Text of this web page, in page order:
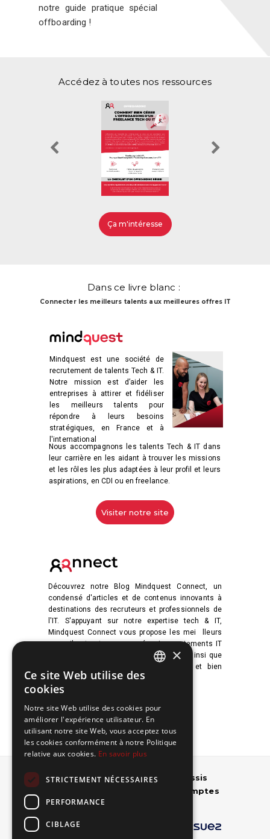
notre guide pratique spécial
offboarding !
Accédez à toutes nos ressources
Ça m'intéresse
Dans ce livre blanc :
Connecter les meilleurs talents aux meilleures offres IT
Mindquest est une société de
recrutement de talents Tech & IT.
Notre mission est d’aider les
entreprises à attirer et fidéliser
les meilleurs talents pour
répondre à leurs besoins
stratégiques, en France et à
l'international
Découvrez notre Blog Mindquest Connect, un
condensé d'articles et de contenus innovants à
destinations des recruteurs et professionnels de
l'IT. S'appuyant sur notre expertise tech & IT,
Mindquest Connect vous propose les mei
lleurs
conseils et astuces pour réussir recrutements IT
et recherche de nouvelles opportunités, ainsi que
des fiches métiers des témoignages et bien
d'autres...
Nous accompagnons les talents Tech & IT dans
leur carrière en les aidant à trouver les missions
et les rôles les plus adaptées à leur profil et leurs
aspirations, en CDI ou en freelance.
Visiter notre site
Plus de1000 placements réussis
130 clients grands comptes
×
Ce site Web utilise des
cookies
Notre site Web utilise des cookies pour
améliorer l'expérience utilisateur. En
utilisant notre site Web, vous acceptez tous
les cookies conformément à notre Politique
relative aux cookies. En savoir plus
STRICTEMENT NÉCESSAIRES
PERFORMANCE
CIBLAGE